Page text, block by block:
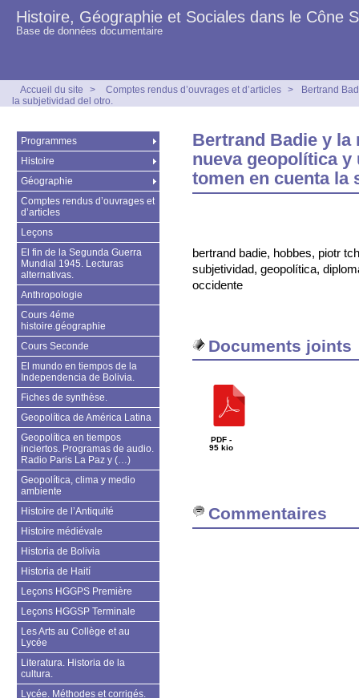
Histoire, Géographie et Sociales dans le Cône
Base de données documentaire
Accueil du site > Comptes rendus d’ouvrages et d’articles >
Bertrand
la subjetividad del otro.
Bertrand Badie y la
nueva geopolítica y
tomen en cuenta la
bertrand badie, hobbes, piotr
subjetividad, geopolítica,
occidente
Documents joints
PDF -
95 kio
Commentaires
Programmes
Histoire
Géographie
Comptes rendus d’ouvrages et
d’articles
Leçons
El fin de la Segunda Guerra
Mundial 1945. Lecturas
alternativas.
Anthropologie
Cours 4éme
histoire.géographie
Cours Seconde
El mundo en tiempos de la
Independencia de Bolivia.
Fiches de synthèse.
Geopolítica de América Latina
Geopolítica en tiempos
inciertos. Programas de audio.
Radio Paris La Paz y (…)
Geopolítica, clima y medio
ambiente
Histoire de l’Antiquité
Histoire médiévale
Historia de Bolivia
Historia de Haití
Leçons HGGPS Première
Leçons HGGSP Terminale
Les Arts au Collège et au
Lycée
Literatura. Historia de la
cultura.
Lycée. Méthodes et corrigés.